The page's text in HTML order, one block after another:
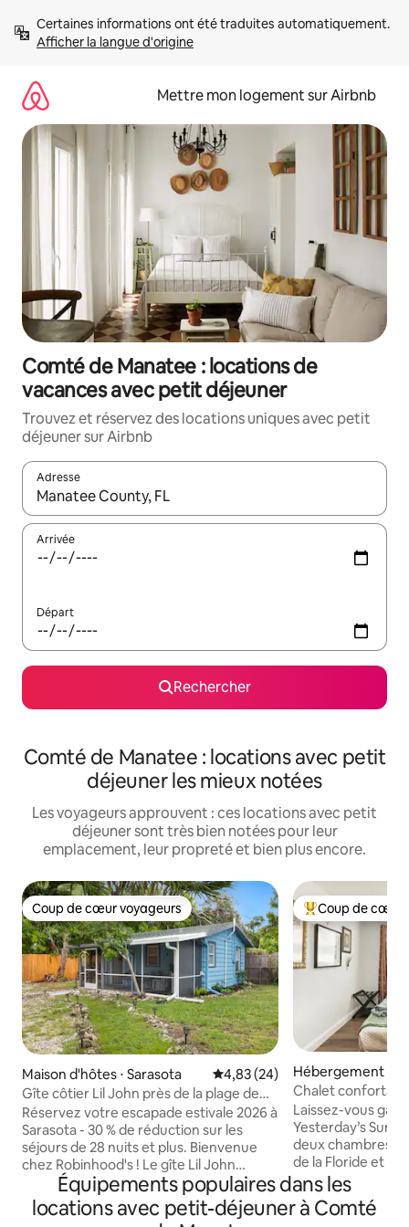
directement
Afficher la langue d'origine
Mettre mon logement sur Airbnb
Comté de Manatee : locations de
vacances avec petit déjeuner
Trouvez et réservez des locations uniques avec petit
déjeuner sur Airbnb
Adresse
Lorsque les résultats s'affichent, utilisez les flèches vers le
Arrivée
Départ
Rechercher
Comté de Manatee : locations avec petit
déjeuner les mieux notées
Les voyageurs approuvent : ces locations avec petit
déjeuner sont très bien notées pour leur
emplacement, leur propreté et bien plus encore.
Coup de cœur voyageurs
Coup de cœur voyageurs
Maison d'hôtes ⋅ Sarasota Évaluation moyenne sur la
4,83 (24)
Gîte côtier Lil John près de la plage de
Siesta Key
Réservez votre escapade estivale 2026 à
Sarasota - 30 % de réduction sur les
séjours de 28 nuits et plus. Bienvenue
chez Robinhood's ! Le gîte Lil John
Coastal, qui accepte les animaux de
compagnie, est une maison d'hôtes
privée et confortable, située dans une
Coups de cœur
Coup de cœur
Hébergement ⋅
Chalet
5 min du centre-
Laissez-vous
Yesterday’s
deux chambres
de la Floride et le
Faites tourner
le tourne-disque
dans le coin
Équipements populaires dans les
locations avec petit-déjeuner à Comté